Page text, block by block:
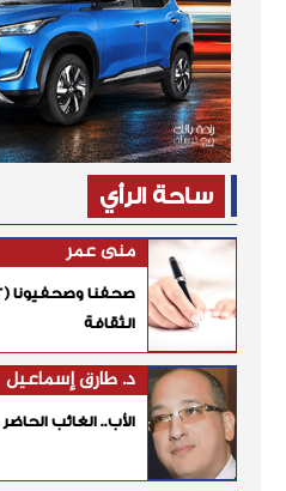
ساحة الرأي
منى عمر
الثقافة
د. طارق إسماعيل
الأب.. الغائب الحاضر